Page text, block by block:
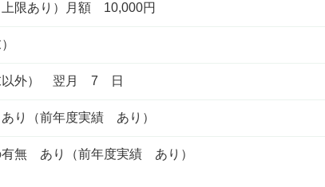
上限あり）月額 10,000円
以外） 翌月 7 日
り（前年度実績 あり）
有無 あり（前年度実績 あり）